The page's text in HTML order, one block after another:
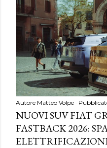
Autore Matteo Volpe
NUOVI SUV FIAT
FASTBACK 2026: